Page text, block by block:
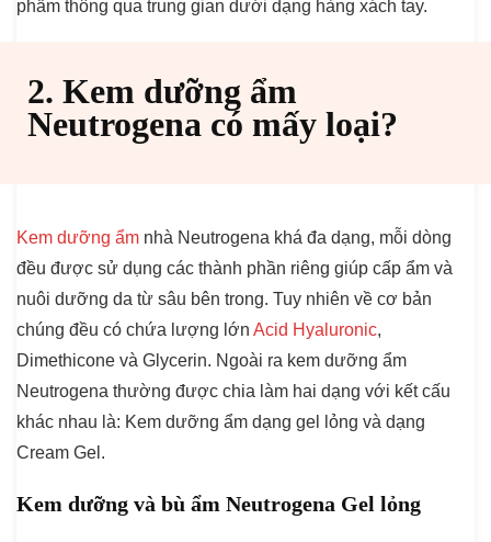
phẩm thông qua trung gian dưới dạng hàng xách tay.
2. Kem dưỡng ẩm
Neutrogena có mấy loại?
Kem dưỡng ẩm nhà Neutrogena khá đa dạng, mỗi dòng
đều được sử dụng các thành phần riêng giúp cấp ẩm và
nuôi dưỡng da từ sâu bên trong. Tuy nhiên về cơ bản
chúng đều có chứa lượng lớn Acid Hyaluronic,
Dimethicone và Glycerin. Ngoài ra kem dưỡng ẩm
Neutrogena thường được chia làm hai dạng với kết cấu
khác nhau là: Kem dưỡng ẩm dạng gel lỏng và dạng
Cream Gel.
Kem dưỡng và bù ẩm Neutrogena Gel lỏng